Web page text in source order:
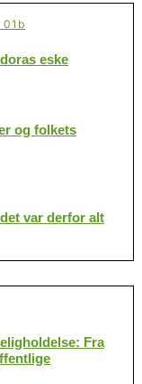
eske
og folkets
var derfor alt
Fra